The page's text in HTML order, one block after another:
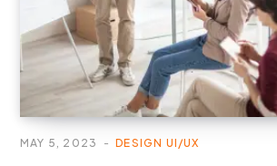
DESIGN UI/UX
MAY 5, 2023